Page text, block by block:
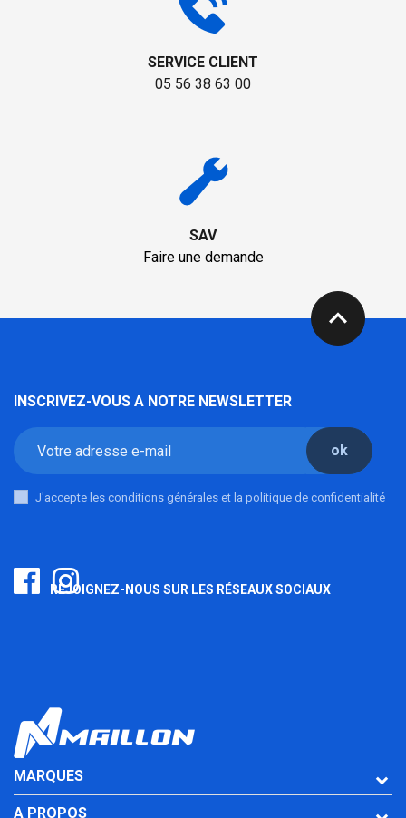
SERVICE CLIENT
05 56 38 63 00
SAV
Faire une demande
expand_less
INSCRIVEZ-VOUS A NOTRE NEWSLETTER
ok
J'accepte les conditions générales et la politique de confidentialité
REJOIGNEZ-NOUS SUR LES RÉSEAUX SOCIAUX
MARQUES
A PROPOS